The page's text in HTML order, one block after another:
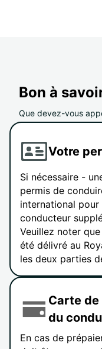
Bon à
Que devez-vous
Votre
Si nécessaire -
permis de
international
conducteur
Veuillez noter
été délivré au
les deux parties
Carte de
du
En cas de